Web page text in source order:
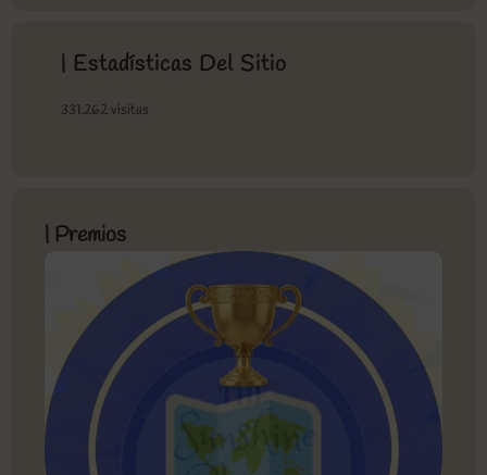
| Estadísticas Del Sitio
331.262 visitas
| Premios